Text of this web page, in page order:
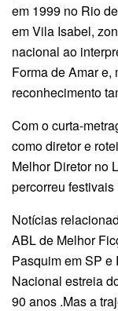
em 1999 no Rio
em Vila Isabel,
nacional ao
Forma de Amar
reconhecimento
Com o curta-
como diretor e
Melhor Diretor no
percorreu
Notícias
ABL de Melhor
Pasquim em SP
Nacional estreia
90 anos .Mas a